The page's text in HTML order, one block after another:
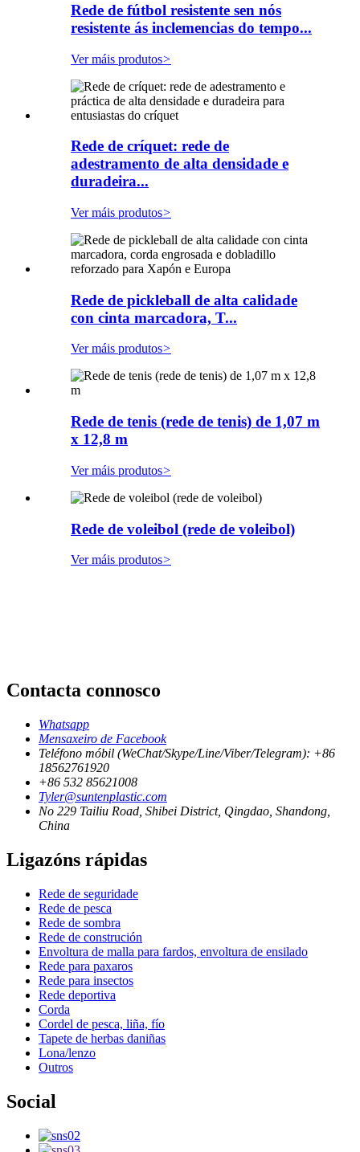
Rede de fútbol resistente sen nós
resistente ás inclemencias do tempo...
Ver máis produtos>
Rede de críquet: rede de
adestramento de alta densidade e
duradeira...
Ver máis produtos>
Rede de pickleball de alta calidade
con cinta marcadora, T...
Ver máis produtos>
Rede de tenis (rede de tenis) de 1,07 m
x 12,8 m
Ver máis produtos>
Rede de voleibol (rede de voleibol)
Ver máis produtos>
Contacta connosco
Whatsapp
Mensaxeiro de Facebook
Teléfono móbil (WeChat/Skype/Line/Viber/Telegram): +86
18562761920
+86 532 85621008
Tyler@suntenplastic.com
No 229 Tailiu Road, Shibei District, Qingdao, Shandong,
China
Ligazóns rápidas
Rede de seguridade
Rede de pesca
Rede de sombra
Rede de construción
Envoltura de malla para fardos, envoltura de ensilado
Rede para paxaros
Rede para insectos
Rede deportiva
Corda
Cordel de pesca, liña, fío
Tapete de herbas daniñas
Lona/lenzo
Outros
Social